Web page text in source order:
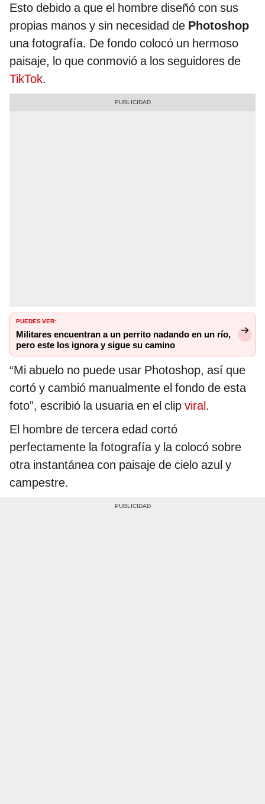
Esto debido a que el hombre diseñó con sus
propias manos y sin necesidad de Photoshop
una fotografía. De fondo colocó un hermoso
paisaje, lo que conmovió a los seguidores de
TikTok.
PUEDES VER:
Militares encuentran a un perrito nadando en un río,
pero este los ignora y sigue su camino
“Mi abuelo no puede usar Photoshop, así que
cortó y cambió manualmente el fondo de esta
foto”, escribió la usuaria en el clip viral.
El hombre de tercera edad cortó
perfectamente la fotografía y la colocó sobre
otra instantánea con paisaje de cielo azul y
campestre.